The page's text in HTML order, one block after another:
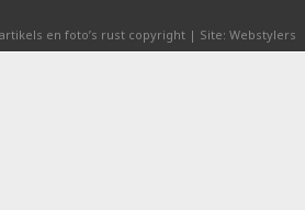
en foto’s rust copyright | Site: Webstylers